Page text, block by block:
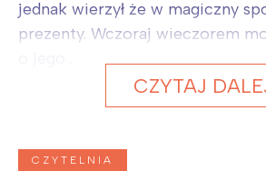
jednak wierzył że w magiczny
prezenty. Wczoraj wieczorem
CZYTAJ
CZYTELNIA